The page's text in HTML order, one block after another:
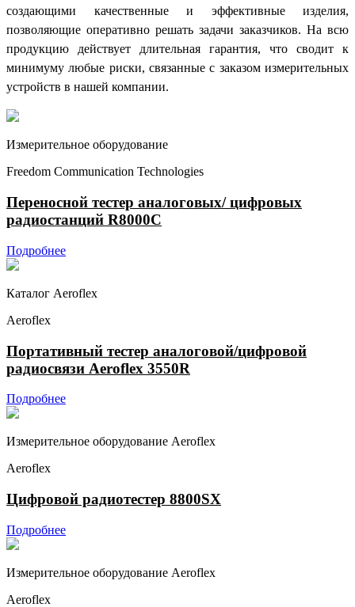
создающими качественные и эффективные изделия,
позволяющие оперативно решать задачи заказчиков. На всю
продукцию действует длительная гарантия, что сводит к
минимуму любые риски, связанные с заказом измерительных
устройств в нашей компании.
Измерительное оборудование
Freedom Communication Technologies
Переносной тестер аналоговых/ цифровых
радиостанций R8000C
Подробнее
Каталог Aeroflex
Aeroflex
Портативный тестер аналоговой/цифровой
радиосвязи Aeroflex 3550R
Подробнее
Измерительное оборудование Aeroflex
Aeroflex
Цифровой радиотестер 8800SX
Подробнее
Измерительное оборудование Aeroflex
Aeroflex